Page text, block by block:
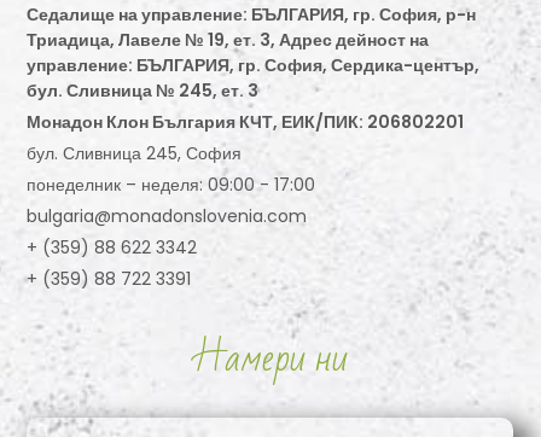
Седалище на управление: БЪЛГАРИЯ, гр. София, р-н
Триадица, Лавеле № 19, ет. 3, Адрес дейност на
управление: БЪЛГАРИЯ, гр. София, Сердика-център,
бул. Сливница № 245, ет. 3
Монадон Клон България КЧТ, ЕИК/ПИК: 206802201
бул. Сливница 245, София
понеделник – неделя: 09:00 - 17:00
bulgaria@monadonslovenia.com
+ (359) 88 622 3342
+ (359) 88 722 3391
Намери ни